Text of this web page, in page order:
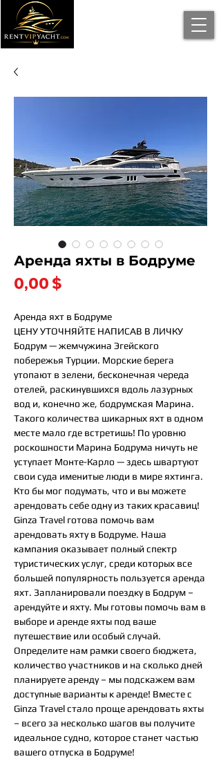
Аренда яхты в Бодруме
0,00 $
Аренда яхт в Бодруме
ЦЕНУ УТОЧНЯЙТЕ НАПИСАВ В ЛИЧКУ
Бодрум — жемчужина Эгейского
побережья Турции. Морские берега
утопают в зелени, бесконечная череда
отелей, раскинувшихся вдоль лазурных
вод и, конечно же, бодрумская Марина.
Такого количества шикарных яхт в одном
месте мало где встретишь! По уровню
роскошности Марина Бодрума ничуть не
уступает Монте-Карло — здесь швартуют
свои суда именитые люди в мире яхтинга.
Кто бы мог подумать, что и вы можете
арендовать себе одну из таких красавиц!
Ginza Travel готова помочь вам
арендовать яхту в Бодруме. Наша
кампания оказывает полный спектр
туристических услуг, среди которых все
большей популярность пользуется аренда
яхт. Запланировали поездку в Бодрум –
арендуйте и яхту. Мы готовы помочь вам в
выборе и аренде яхты под ваше
путешествие или особый случай.
Определите нам рамки своего бюджета,
количество участников и на сколько дней
планируете аренду – мы подскажем вам
доступные варианты к аренде! Вместе c
Ginza Travel стало проще арендовать яхты
– всего за несколько шагов вы получите
идеальное судно, которое станет частью
вашего отпуска в Бодруме!